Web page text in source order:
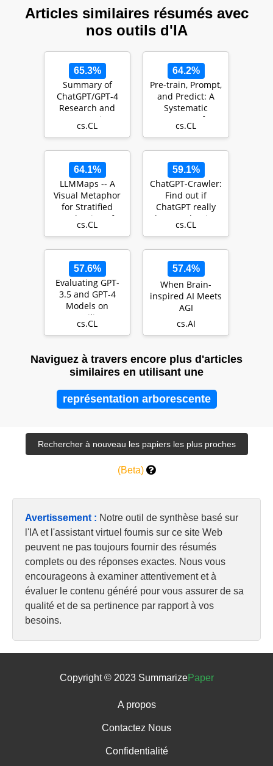
Articles similaires résumés avec
nos outils d'IA
65.3%
Summary of
ChatGPT/GPT-4
Research and
Perspective
Towards the
cs.CL
64.2%
Pre-train, Prompt,
and Predict: A
Systematic
Survey of
Prompting
cs.CL
64.1%
LLMMaps -- A
Visual Metaphor
for Stratified
Evaluation of
Large Language
cs.CL
59.1%
ChatGPT-Crawler:
Find out if
ChatGPT really
knows what it's
talking about
cs.CL
57.6%
Evaluating GPT-
3.5 and GPT-4
Models on
Brazilian
University
cs.CL
57.4%
When Brain-
inspired AI Meets
AGI
cs.AI
Naviguez à travers encore plus d'articles
similaires en utilisant une
représentation arborescente
(Beta)
Avertissement : Notre outil de synthèse basé sur
l'IA et l'assistant virtuel fournis sur ce site Web
peuvent ne pas toujours fournir des résumés
complets ou des réponses exactes. Nous vous
encourageons à examiner attentivement et à
évaluer le contenu généré pour vous assurer de sa
qualité et de sa pertinence par rapport à vos
besoins.
Copyright © 2023 SummarizePaper
A propos
Contactez Nous
Confidentialité